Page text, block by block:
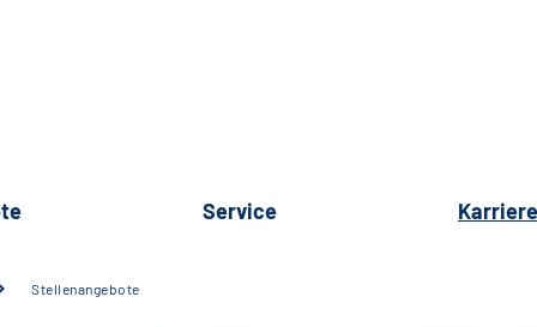
Service Karriere
Stellenangebote